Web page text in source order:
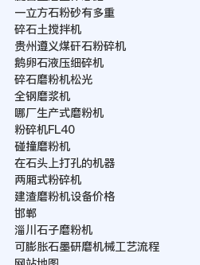
一立方石粉砂有多重
碎石土搅拌机
贵州遵义煤矸石粉碎机
鹅卵石液压细碎机
碎石磨粉机松光
全钢磨浆机
哪厂生产式磨粉机
粉碎机FL40
碰撞磨粉机
在石头上打孔的机器
两厢式粉碎机
建渣磨粉机设备价格
邯郸
淄川石子磨粉机
可膨胀石墨研磨机械工艺流程